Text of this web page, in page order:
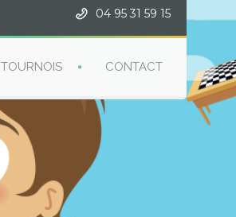
04 95 31 59 15
TOURNOIS CONTACT